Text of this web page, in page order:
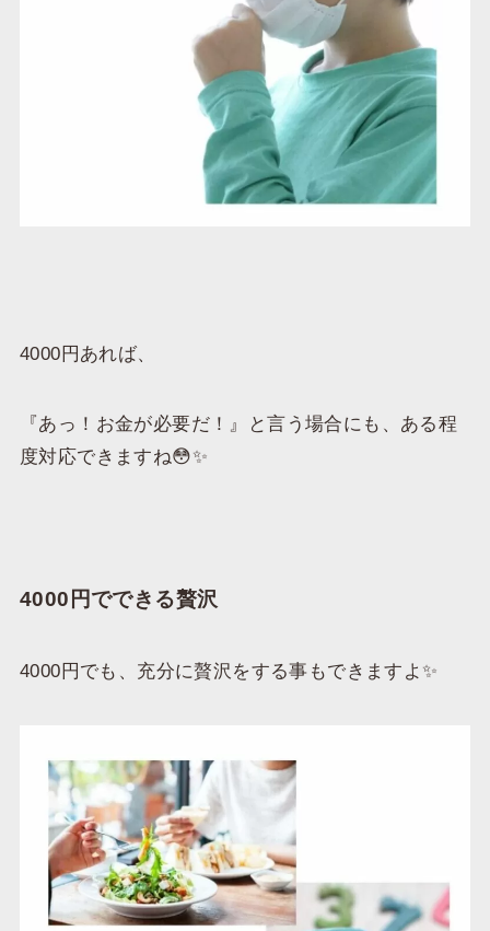
4000円あれば、
『あっ！お金が必要だ！』と言う場合にも、ある程
度対応できますね😳✨
4000円でできる贅沢
4000円でも、充分に贅沢をする事もできますよ✨